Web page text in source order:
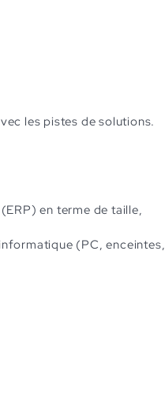
les pistes de solutions.
en terme de taille,
(PC, enceintes,